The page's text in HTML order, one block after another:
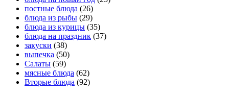
постные блюда (26)
блюда из рыбы (29)
блюда из курицы (35)
блюда на праздник (37)
закуски (38)
выпечка (50)
Салаты (59)
мясные блюда (62)
Вторые блюда (92)